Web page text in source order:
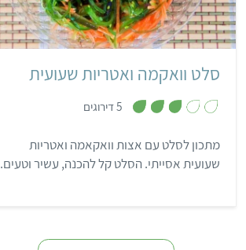
סלט וואקמה ואטריות שעועית
5 דירוגים 3
ו
5
מתכון לסלט עם אצות וואקאמה ואטריות
שעועית אסייתי. הסלט קל להכנה, עשיר וטעים.